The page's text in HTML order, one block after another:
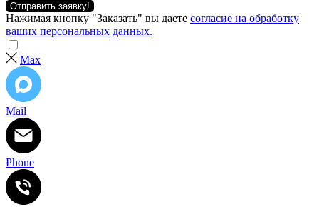
Отправить заявку!
Нажимая кнопку "Заказать" вы даете согласие на обработку
ваших персональных данных.
Max
Mail
Phone